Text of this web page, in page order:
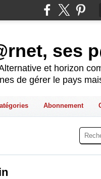
ses
et horizon
de gérer le pays
Abonnement